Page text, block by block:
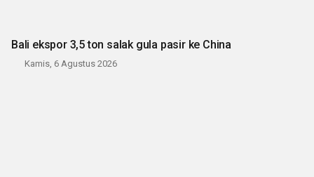
Bali ekspor 3,5 ton salak gula pasir ke China
Kamis, 6 Agustus 2026